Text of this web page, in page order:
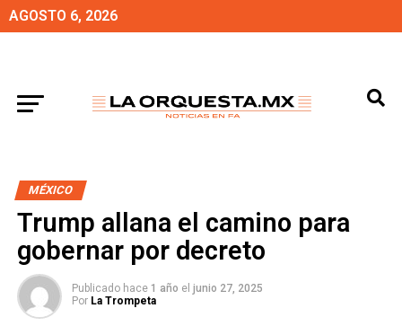
AGOSTO 6, 2026
MÉXICO
Trump allana el camino para
gobernar por decreto
Publicado hace 1 año el junio 27, 2025
Por La Trompeta